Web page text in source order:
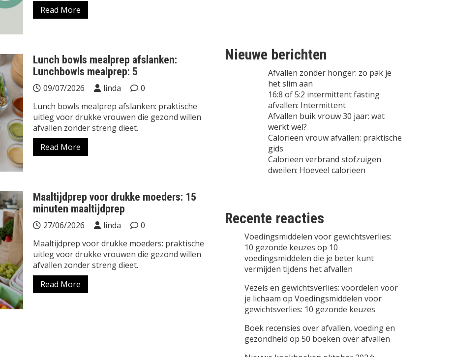
Read More
Lunch bowls mealprep afslanken:
Lunchbowls mealprep: 5
09/07/2026 linda
0
Lunch bowls mealprep afslanken: praktische
uitleg voor drukke vrouwen die gezond willen
afvallen zonder streng dieet.
Read More
Maaltijdprep voor drukke moeders: 15
minuten maaltijdprep
27/06/2026 linda
0
Maaltijdprep voor drukke moeders: praktische
uitleg voor drukke vrouwen die gezond willen
afvallen zonder streng dieet.
Read More
Nieuwe berichten
Afvallen zonder honger: zo pak je
het slim aan
16:8 of 5:2 intermittent fasting
afvallen: Intermittent
Afvallen buik vrouw 30 jaar: wat
werkt wel?
Calorieen vrouw afvallen: praktische
gids
Calorieen verbrand stofzuigen
dweilen: Hoeveel calorieen
Recente reacties
Voedingsmiddelen voor gewichtsverlies:
10 gezonde keuzes op 10
voedingsmiddelen die je beter kunt
vermijden tijdens het afvallen
Vezels en gewichtsverlies: voordelen voor
je lichaam op Voedingsmiddelen voor
gewichtsverlies: 10 gezonde keuzes
Boek recensies over afvallen, voeding en
gezondheid op 50 boeken over afvallen